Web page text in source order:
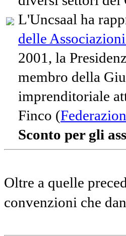
L'Uncsaal ha
delle
2001, la
membro della
imprenditoriale
Finco (
Sconto per gli
Oltre a quelle
convenzioni che